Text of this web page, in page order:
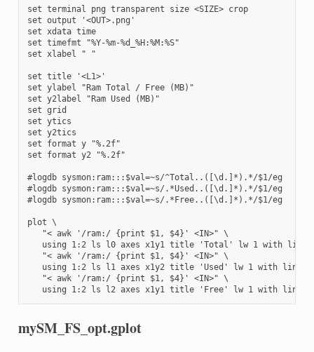
set terminal png transparent size <SIZE> crop
set output '<OUT>.png'
set xdata time
set timefmt "%Y-%m-%d_%H:%M:%S"
set xlabel " "
set title '<L1>'
set ylabel "Ram Total / Free (MB)"
set y2label "Ram Used (MB)"
set grid
set ytics
set y2tics
set format y "%.2f"
set format y2 "%.2f"
#logdb sysmon:ram:::$val=~s/^Total..([\d.]*).*/$1/eg
#logdb sysmon:ram:::$val=~s/.*Used..([\d.]*).*/$1/eg
#logdb sysmon:ram:::$val=~s/.*Free..([\d.]*).*/$1/eg
plot \
   "< awk '/ram:/ {print $1, $4}' <IN>" \
using 1:2 ls l0 axes x1y1 title 'Total' lw 1 with lines
   "< awk '/ram:/ {print $1, $4}' <IN>" \
using 1:2 ls l1 axes x1y2 title 'Used' lw 1 with lines
   "< awk '/ram:/ {print $1, $4}' <IN>" \
using 1:2 ls l2 axes x1y1 title 'Free' lw 1 with lines
mySM_FS_opt.gplot